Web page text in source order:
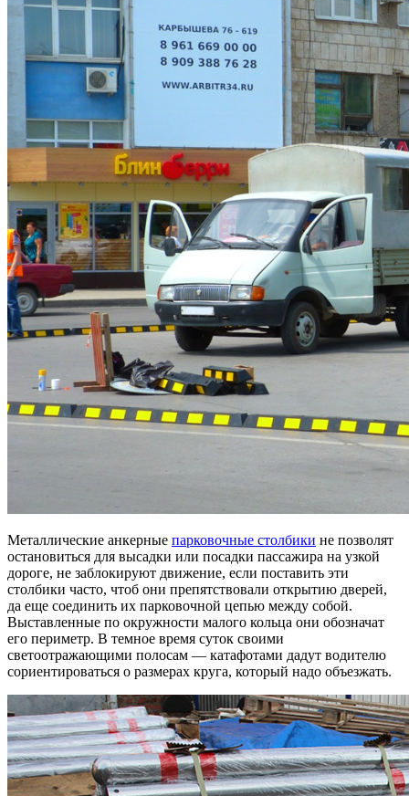
Металлические анкерные парковочные столбики не позволят
остановиться для высадки или посадки пассажира на узкой
дороге, не заблокируют движение, если поставить эти
столбики часто, чтоб они препятствовали открытию дверей,
да еще соединить их парковочной цепью между собой.
Выставленные по окружности малого кольца они обозначат
его периметр. В темное время суток своими
светоотражающими полосам — катафотами дадут водителю
сориентироваться о размерах круга, который надо объезжать.